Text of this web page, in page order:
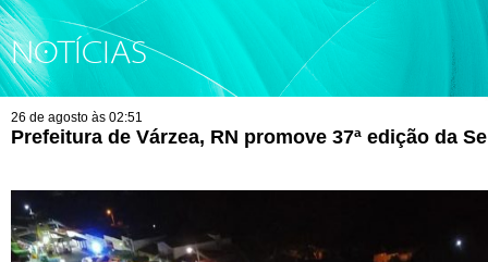
NOTÍCIAS
26 de agosto às 02:51
Prefeitura de Várzea, RN promove 37ª edição da